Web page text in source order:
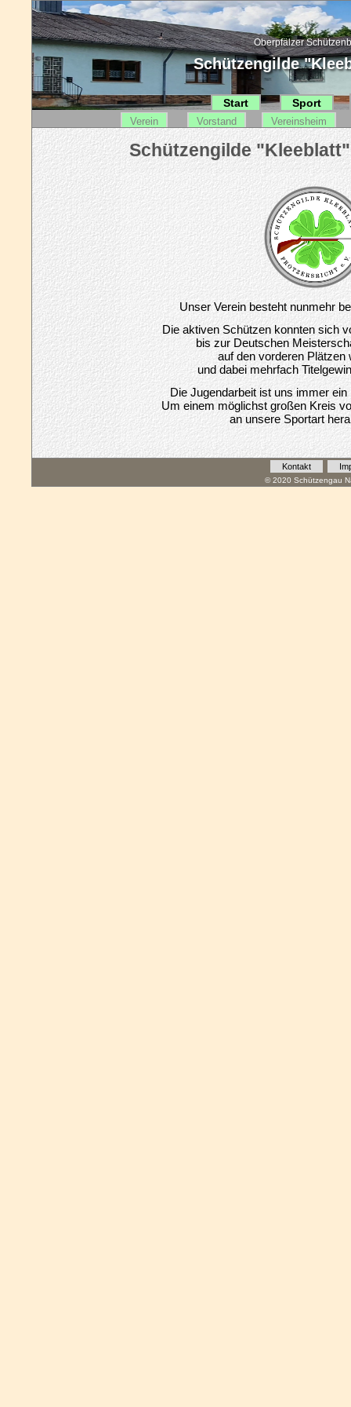
Oberpfälzer
Schützengilde
Start Sport
Verein Vorstand Vereinsheim
Unser Verein besteht nunmehr
Die aktiven Schützen konnten sich
bis zur Deutschen
auf den vorderen Plätzen
und dabei mehrfach
Die Jugendarbeit ist uns immer
Um einem möglichst großen Kreis
an unsere Sportart
Kontakt
© 2020 Schützengau